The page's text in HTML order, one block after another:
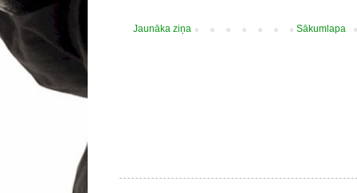
Jaunāka ziņa Sākumlapa